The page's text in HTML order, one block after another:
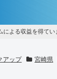
よる収益を得てい
アップ 宮崎県